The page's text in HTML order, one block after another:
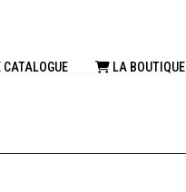
CATALOGUE LA BOUTIQUE